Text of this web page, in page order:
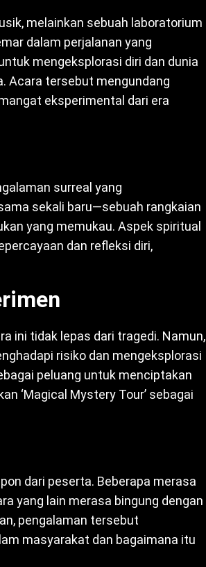
melainkan sebuah laboratorium
dalam perjalanan yang
mengeksplorasi diri dan dunia
Acara tersebut mengundang
eksperimental dari era
surreal yang
sekali baru—sebuah rangkaian
yang memukau. Aspek spiritual
dan refleksi diri,
ini tidak lepas dari tragedi. Namun,
risiko dan mengeksplorasi
peluang untuk menciptakan
‘Magical Mystery Tour’ sebagai
dari peserta. Beberapa merasa
yang lain merasa bingung dengan
pengalaman tersebut
masyarakat dan bagaimana itu